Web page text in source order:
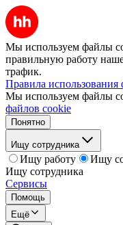
Мы используем файлы
правильную работу
трафик.
Правила использования
Мы используем файлы
файлов cookie
Понятно
Ищу сотрудника
Ищу работу
Ищу
Ищу сотрудника
Сервисы
Помощь
Ещё